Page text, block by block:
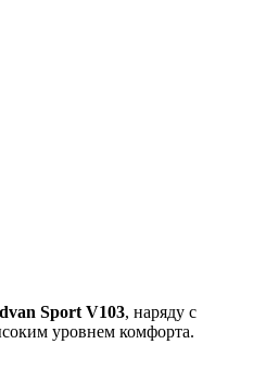
Sport V103, наряду с
уровнем комфорта.